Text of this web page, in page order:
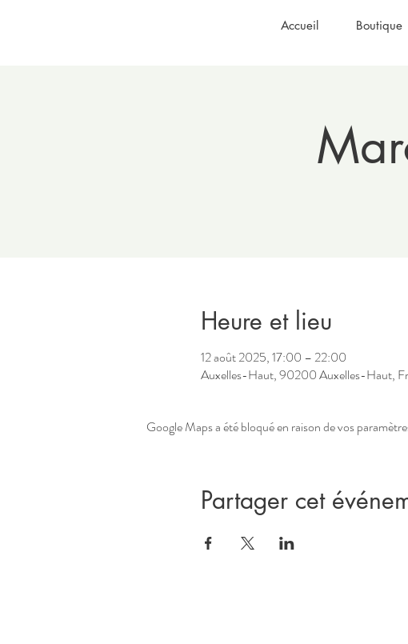
Accueil Boutique
Heure et lieu
12 août 2025, 17:00 – 22:00
Auxelles-Haut, 90200 Auxelles-Haut,
Google Maps a été bloqué en raison de vos
Partager cet